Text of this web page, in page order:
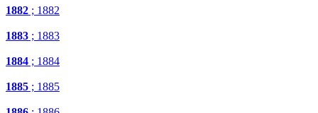
1882 ; 1882
1883 ; 1883
1884 ; 1884
1885 ; 1885